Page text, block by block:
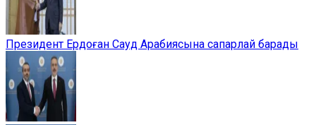
Президент Ердоған Сауд Арабиясына сапарлай барады